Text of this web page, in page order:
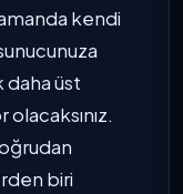
kendi
daha üst
biri